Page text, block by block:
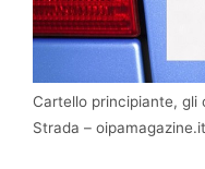
Cartello principiante, gli
Strada – oipamagazine.it